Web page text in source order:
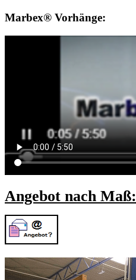
Marbex® Vorhänge:
Angebot nach Maß: